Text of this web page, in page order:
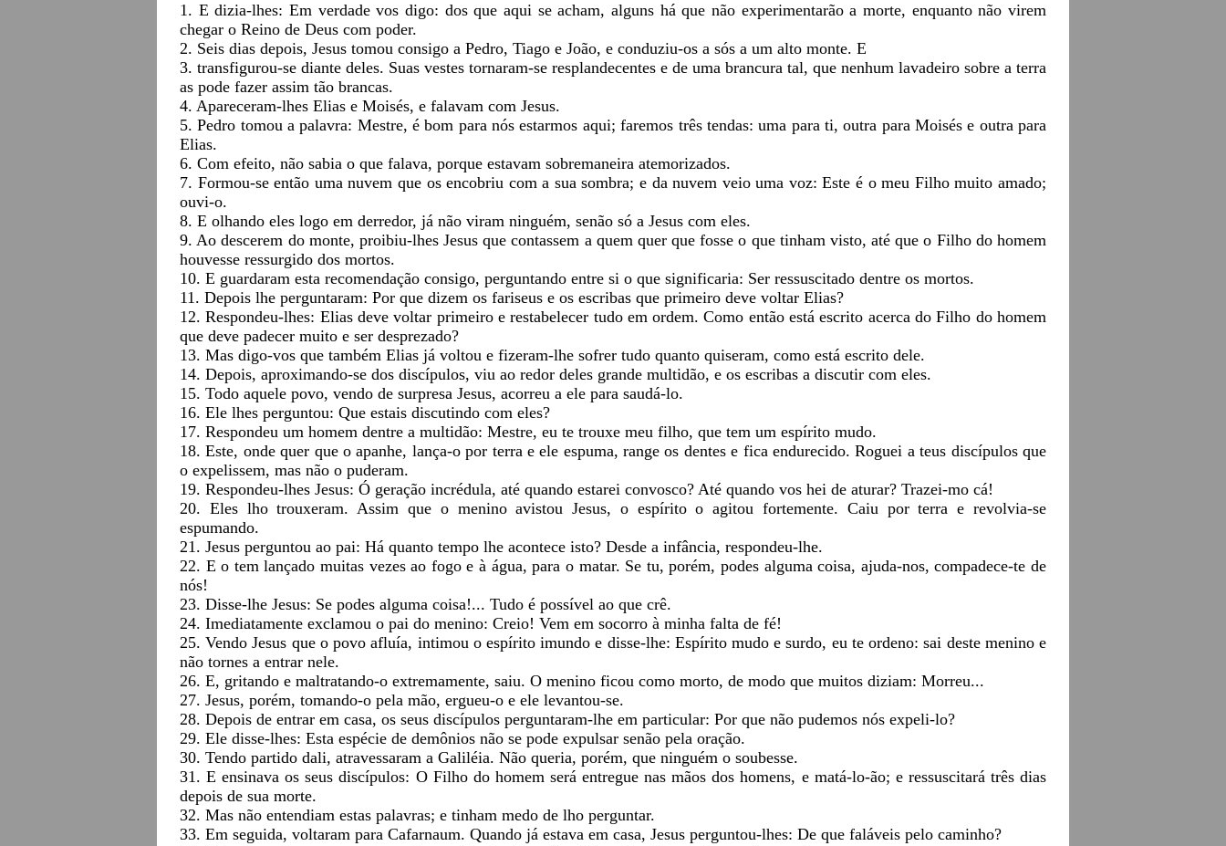
1. E dizia-lhes: Em verdade vos digo: dos que aqui se acham, alguns há que não experimentarão a morte, enquanto não virem
chegar o Reino de Deus com poder.
2. Seis dias depois, Jesus tomou consigo a Pedro, Tiago e João, e conduziu-os a sós a um alto monte. E
3. transfigurou-se diante deles. Suas vestes tornaram-se resplandecentes e de uma brancura tal, que nenhum lavadeiro sobre a terra
as pode fazer assim tão brancas.
4. Apareceram-lhes Elias e Moisés, e falavam com Jesus.
5. Pedro tomou a palavra: Mestre, é bom para nós estarmos aqui; faremos três tendas: uma para ti, outra para Moisés e outra para
Elias.
6. Com efeito, não sabia o que falava, porque estavam sobremaneira atemorizados.
7. Formou-se então uma nuvem que os encobriu com a sua sombra; e da nuvem veio uma voz: Este é o meu Filho muito amado;
ouvi-o.
8. E olhando eles logo em derredor, já não viram ninguém, senão só a Jesus com eles.
9. Ao descerem do monte, proibiu-lhes Jesus que contassem a quem quer que fosse o que tinham visto, até que o Filho do homem
houvesse ressurgido dos mortos.
10. E guardaram esta recomendação consigo, perguntando entre si o que significaria: Ser ressuscitado dentre os mortos.
11. Depois lhe perguntaram: Por que dizem os fariseus e os escribas que primeiro deve voltar Elias?
12. Respondeu-lhes: Elias deve voltar primeiro e restabelecer tudo em ordem. Como então está escrito acerca do Filho do homem
que deve padecer muito e ser desprezado?
13. Mas digo-vos que também Elias já voltou e fizeram-lhe sofrer tudo quanto quiseram, como está escrito dele.
14. Depois, aproximando-se dos discípulos, viu ao redor deles grande multidão, e os escribas a discutir com eles.
15. Todo aquele povo, vendo de surpresa Jesus, acorreu a ele para saudá-lo.
16. Ele lhes perguntou: Que estais discutindo com eles?
17. Respondeu um homem dentre a multidão: Mestre, eu te trouxe meu filho, que tem um espírito mudo.
18. Este, onde quer que o apanhe, lança-o por terra e ele espuma, range os dentes e fica endurecido. Roguei a teus discípulos que
o expelissem, mas não o puderam.
19. Respondeu-lhes Jesus: Ó geração incrédula, até quando estarei convosco? Até quando vos hei de aturar? Trazei-mo cá!
20. Eles lho trouxeram. Assim que o menino avistou Jesus, o espírito o agitou fortemente. Caiu por terra e revolvia-se
espumando.
21. Jesus perguntou ao pai: Há quanto tempo lhe acontece isto? Desde a infância, respondeu-lhe.
22. E o tem lançado muitas vezes ao fogo e à água, para o matar. Se tu, porém, podes alguma coisa, ajuda-nos, compadece-te de
nós!
23. Disse-lhe Jesus: Se podes alguma coisa!... Tudo é possível ao que crê.
24. Imediatamente exclamou o pai do menino: Creio! Vem em socorro à minha falta de fé!
25. Vendo Jesus que o povo afluía, intimou o espírito imundo e disse-lhe: Espírito mudo e surdo, eu te ordeno: sai deste menino e
não tornes a entrar nele.
26. E, gritando e maltratando-o extremamente, saiu. O menino ficou como morto, de modo que muitos diziam: Morreu...
27. Jesus, porém, tomando-o pela mão, ergueu-o e ele levantou-se.
28. Depois de entrar em casa, os seus discípulos perguntaram-lhe em particular: Por que não pudemos nós expeli-lo?
29. Ele disse-lhes: Esta espécie de demônios não se pode expulsar senão pela oração.
30. Tendo partido dali, atravessaram a Galiléia. Não queria, porém, que ninguém o soubesse.
31. E ensinava os seus discípulos: O Filho do homem será entregue nas mãos dos homens, e matá-lo-ão; e ressuscitará três dias
depois de sua morte.
32. Mas não entendiam estas palavras; e tinham medo de lho perguntar.
33. Em seguida, voltaram para Cafarnaum. Quando já estava em casa, Jesus perguntou-lhes: De que faláveis pelo caminho?